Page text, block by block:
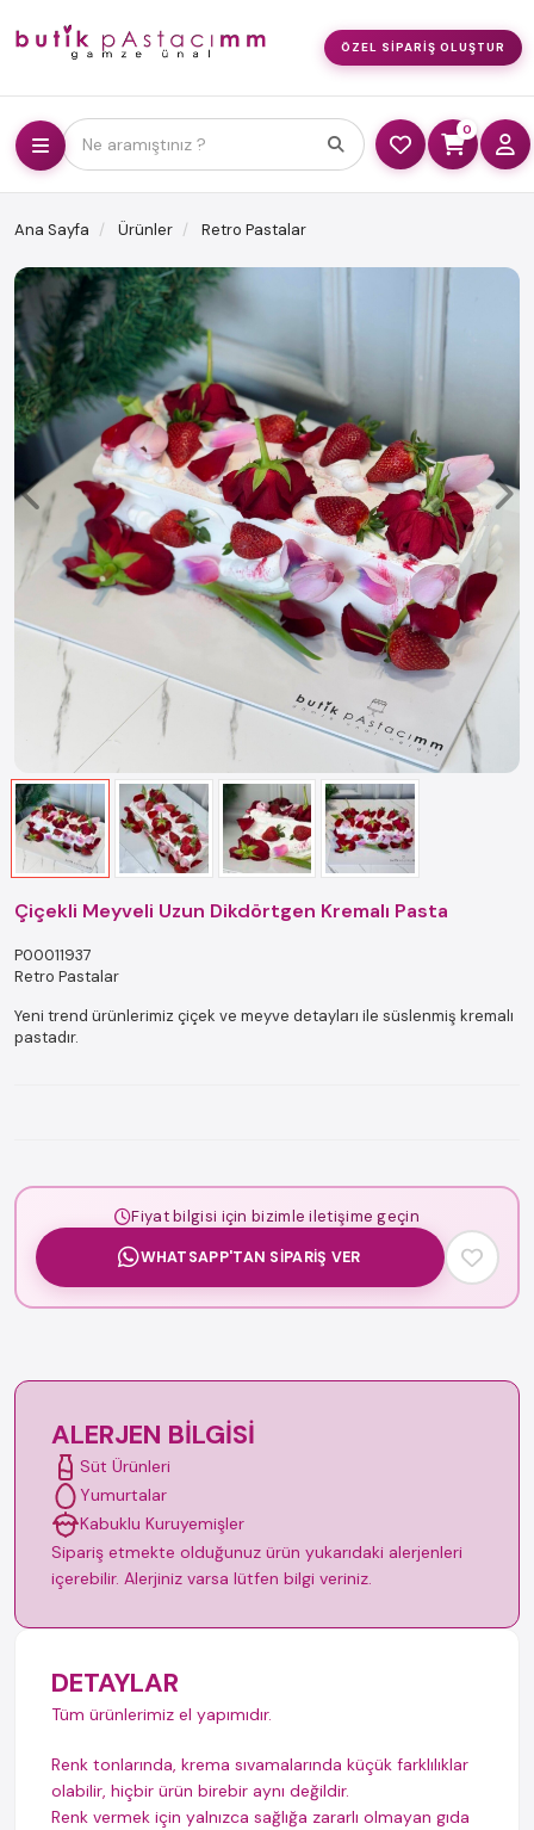
ÖZEL SIPARIŞ OLUŞTUR
Ne aramıştınız ?
0
Ana Sayfa Ürünler Retro Pastalar
Çiçekli Meyveli Uzun Dikdörtgen Kremalı Pasta
P00011937
Retro Pastalar
Yeni trend ürünlerimiz çiçek ve meyve detayları ile süslenmiş kremalı
pastadır.
Fiyat bilgisi için bizimle iletişime geçin
WHATSAPP'TAN SIPARIŞ VER
ALERJEN BILGISI
Süt Ürünleri
Yumurtalar
Kabuklu Kuruyemişler
Sipariş etmekte olduğunuz ürün yukarıdaki alerjenleri
içerebilir. Alerjiniz varsa lütfen bilgi veriniz.
DETAYLAR
Tüm ürünlerimiz el yapımıdır.
Renk tonlarında, krema sıvamalarında küçük farklılıklar
olabilir, hiçbir ürün birebir aynı değildir.
Renk vermek için yalnızca sağlığa zararlı olmayan gıda